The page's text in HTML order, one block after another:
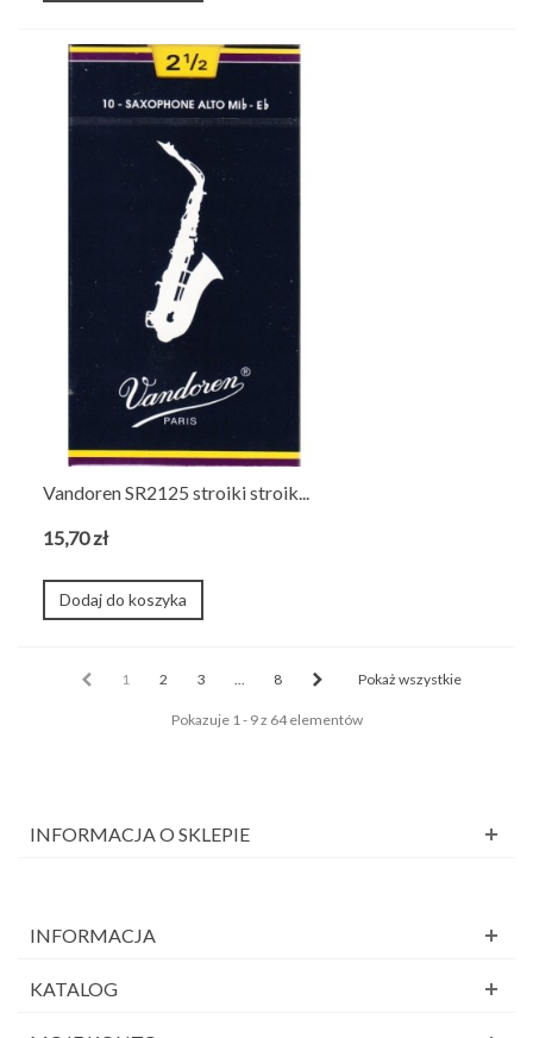
Vandoren SR2125 stroiki stroik...
15,70 zł
Dodaj do koszyka
1 2 3 8 Pokaż wszystkie
Pokazuje 1 - 9 z 64 elementów
INFORMACJA O SKLEPIE
INFORMACJA
KATALOG